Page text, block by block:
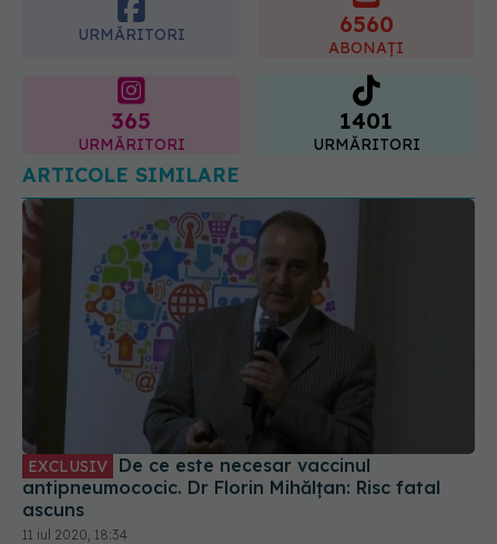
URMĂRITORI 6560
ABONAȚI
365
URMĂRITORI
1401
URMĂRITORI
ARTICOLE SIMILARE
EXCLUSIV
antipneumococic. Dr Florin Mihălțan: Risc fatal
ascuns
11 iul 2020, 18:34